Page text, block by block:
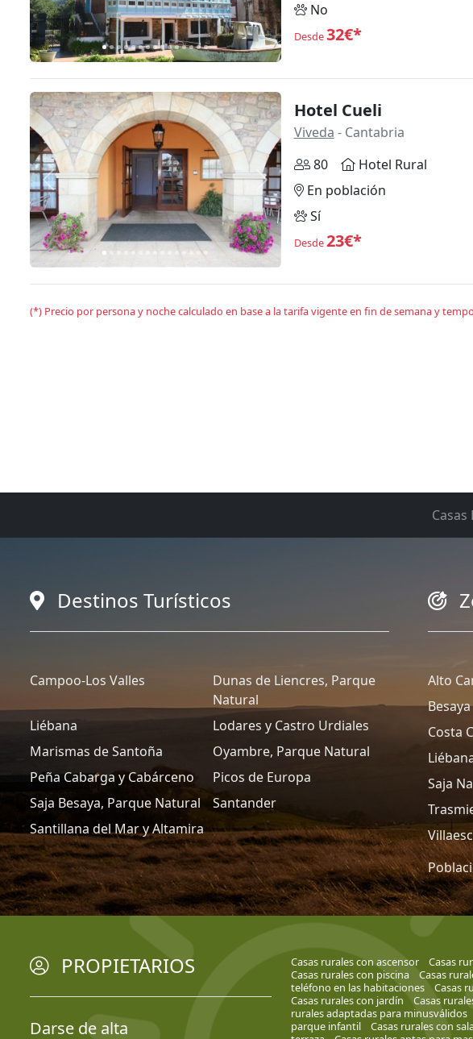
No
Desde32€*
Anterior Siguiente
Hotel Cueli
Viveda - Cantabria
80
Hotel Rural
En población
Sí
Desde23€*
(*) Precio por persona y noche calculado en base a la tarifa vigente en fin de semana y
Casas
Destinos Turísticos
Campoo-Los Valles
Dunas de Liencres, Parque
Natural
Liébana
Lodares y Castro Urdiales
Marismas de Santoña
Oyambre, Parque Natural
Peña Cabarga y Cabárceno
Picos de Europa
Saja Besaya, Parque Natural
Santander
Santillana del Mar y Altamira
Alto
Besaya
Costa
Saja
PROPIETARIOS
Darse de alta
Casas rurales con ascensor Casas
Casas rurales con piscina
Casas
teléfono en las habitaciones
Casas
Casas rurales con jardín
Casas
rurales adaptadas para minusválidos
parque infantil
Casas rurales con